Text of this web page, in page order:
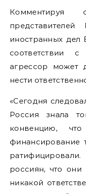
Комментируя
иностранных дел
соответствии
агрессор может
нести
«Сегодня
Россия знала
конвенцию,
финансирование
россиян, что они
никакой